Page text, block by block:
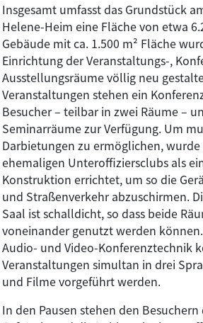
Insgesamt umfasst das Grundstück
Helene-Heim eine Fläche von etwa
Gebäude mit ca. 1.500 m² Fläche
Einrichtung der Veranstaltungs-,
Ausstellungsräume völlig neu
Veranstaltungen stehen ein
Besucher – teilbar in zwei Räume –
Seminarräume zur Verfügung. Um
Darbietungen zu ermöglichen, wurde
ehemaligen Unteroffiziersclubs als
Konstruktion errichtet, um so die
und Straßenverkehr abzuschirmen.
Saal ist schalldicht, so dass beide
voneinander genutzt werden
Audio- und Video-Konferenztechnik
Veranstaltungen simultan in drei
und Filme vorgeführt werden.
In den Pausen stehen den Besuchern